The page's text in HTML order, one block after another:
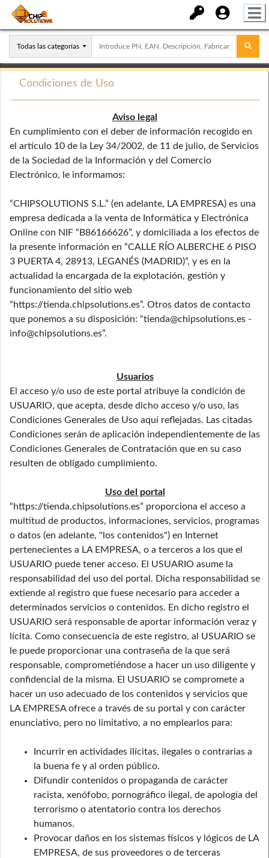
Todas las categorías
Condiciones de Uso
Aviso legal
En cumplimiento con el deber de información recogido en
el artículo 10 de la Ley 34/2002, de 11 de julio, de Servicios
de la Sociedad de la Información y del Comercio
Electrónico, le informamos:
“CHIPSOLUTIONS S.L.” (en adelante, LA EMPRESA) es una
empresa dedicada a la venta de Informática y Electrónica
Online con NIF “B86166626”, y domiciliada a los efectos de
la presente información en “CALLE RÍO ALBERCHE 6 PISO
3 PUERTA 4, 28913, LEGANÉS (MADRID)”, y es en la
actualidad la encargada de la explotación, gestión y
funcionamiento del sitio web
“https://tienda.chipsolutions.es”. Otros datos de contacto
que ponemos a su disposición: “tienda@chipsolutions.es -
info@chipsolutions.es”.
Usuarios
El acceso y/o uso de este portal atribuye la condición de
USUARIO, que acepta, desde dicho acceso y/o uso, las
Condiciones Generales de Uso aquí reflejadas. Las citadas
Condiciones serán de aplicación independientemente de las
Condiciones Generales de Contratación que en su caso
resulten de obligado cumplimiento.
Uso del portal
“https://tienda.chipsolutions.es” proporciona el acceso a
multitud de productos, informaciones, servicios, programas
o datos (en adelante, "los contenidos") en Internet
pertenecientes a LA EMPRESA, o a terceros a los que el
USUARIO puede tener acceso. El USUARIO asume la
responsabilidad del uso del portal. Dicha responsabilidad se
extiende al registro que fuese necesario para acceder a
determinados servicios o contenidos. En dicho registro el
USUARIO será responsable de aportar información veraz y
lícita. Como consecuencia de este registro, al USUARIO se
le puede proporcionar una contraseña de la que será
responsable, comprometiéndose a hacer un uso diligente y
confidencial de la misma. El USUARIO se compromete a
hacer un uso adecuado de los contenidos y servicios que
LA EMPRESA ofrece a través de su portal y con carácter
enunciativo, pero no limitativo, a no emplearlos para:
Incurrir en actividades ilícitas, ilegales o contrarias a
la buena fe y al orden público.
Difundir contenidos o propaganda de carácter
racista, xenófobo, pornográfico ilegal, de apología del
terrorismo o atentatorio contra los derechos
humanos.
Provocar daños en los sistemas físicos y lógicos de LA
EMPRESA, de sus proveedores o de terceras